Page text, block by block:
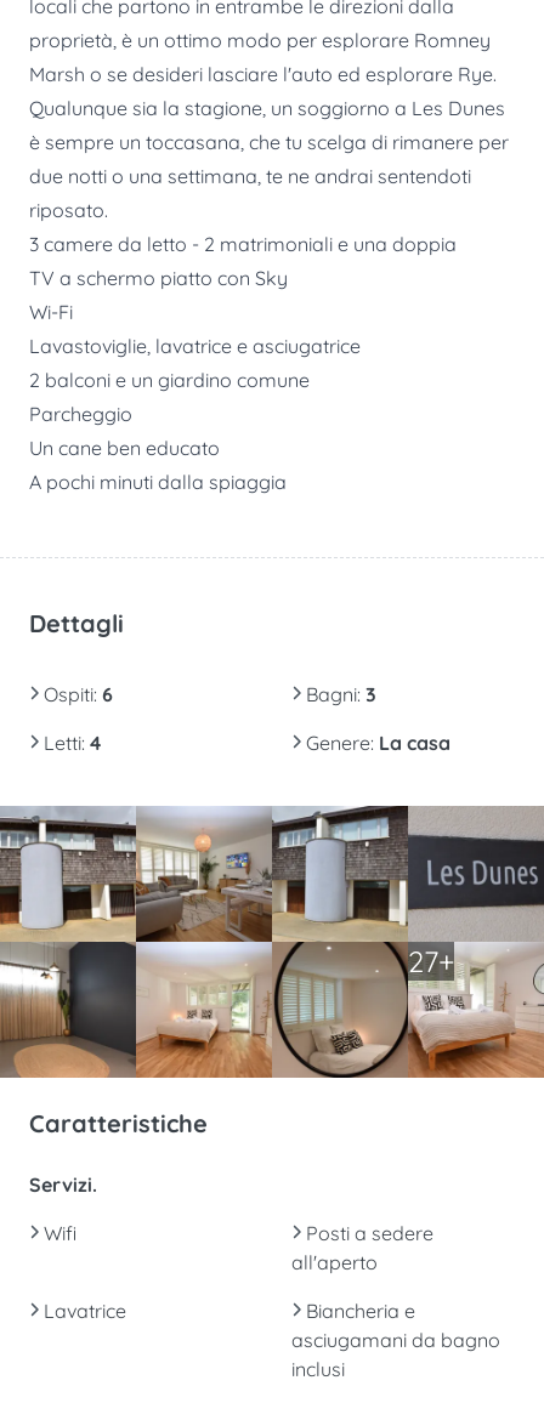
locali che partono in entrambe le direzioni dalla
proprietà, è un ottimo modo per esplorare Romney
Marsh o se desideri lasciare l'auto ed esplorare Rye.
Qualunque sia la stagione, un soggiorno a Les Dunes
è sempre un toccasana, che tu scelga di rimanere per
due notti o una settimana, te ne andrai sentendoti
riposato.
3 camere da letto - 2 matrimoniali e una doppia
TV a schermo piatto con Sky
Wi-Fi
Lavastoviglie, lavatrice e asciugatrice
2 balconi e un giardino comune
Parcheggio
Un cane ben educato
A pochi minuti dalla spiaggia
Dettagli
Ospiti: 6 Bagni: 3
Letti: 4 Genere: La casa
27+
Caratteristiche
Servizi.
Wifi
Posti a sedere
all'aperto
Lavatrice
Biancheria e
asciugamani da bagno
inclusi